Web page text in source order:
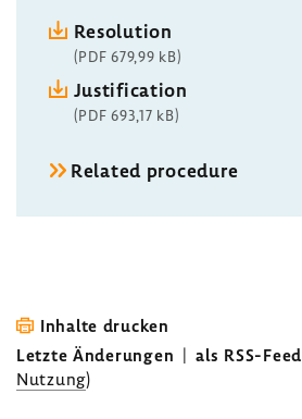
Resolution
(PDF 679,99 kB)
Justification
(PDF 693,17 kB)
Related procedure
Inhalte drucken
Letzte Änderungen | als RSS-Feed
Nutzung)